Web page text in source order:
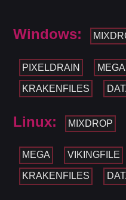
Windows:
PIXELDRAIN MEGA
KRAKENFILES
Linux: MIXDROP
MEGA VIKINGFILE
KRAKENFILES